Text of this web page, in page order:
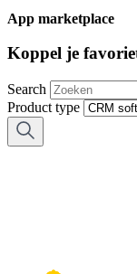
App marketplace
Koppel je
Search
Product type